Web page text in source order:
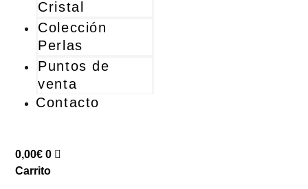
Cristal
Colección
Perlas
Puntos de
venta
Contacto
0,00€ 0
Carrito